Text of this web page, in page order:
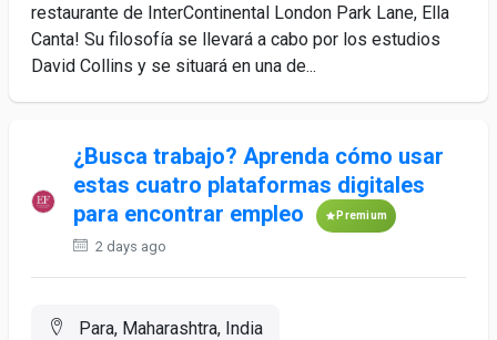
restaurante de InterContinental London Park Lane, Ella
Canta! Su filosofía se llevará a cabo por los estudios
David Collins y se situará en una de...
¿Busca trabajo? Aprenda cómo usar
estas cuatro plataformas digitales
para encontrar empleo
Premium
2 days ago
Para, Maharashtra, India